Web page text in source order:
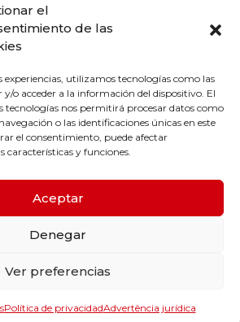
el
de las
experiencias, utilizamos tecnologías como las
o acceder a la información del dispositivo. El
tecnologías nos permitirá procesar datos como
o las identificaciones únicas en este
el consentimiento, puede afectar
características y funciones.
Aceptar
Denegar
Ver preferencias
Política de privacidadAdvertência jurídica
2024. All rights reserved